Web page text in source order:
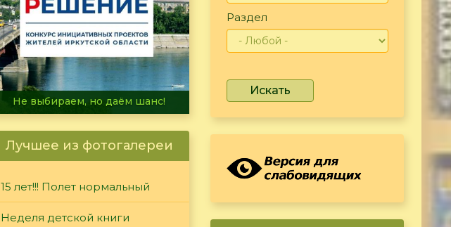
В огне не горит, в воде не тонет
Лучшее из фотогалереи
15 лет!!! Полет нормальный
Неделя детской книги
Раздел
Искать